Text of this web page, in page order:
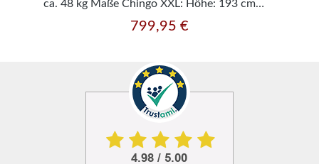
ca. 48 kg Maße Chingo XXL: Höhe: 193 cm
x Breite: 62 cm x Tiefe: 45 cm
Regulärer Preis:
799,95 €